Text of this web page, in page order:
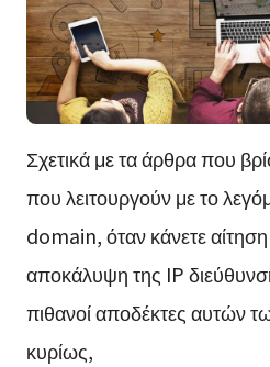
Σχετικά με τα άρθρα που
που λειτουργούν με το
domain, όταν κάνετε
αποκάλυψη της IP
πιθανοί αποδέκτες αυτών
κυρίως,